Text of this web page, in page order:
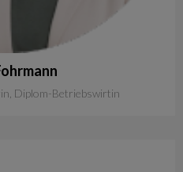
Diplom-Betriebswirtin